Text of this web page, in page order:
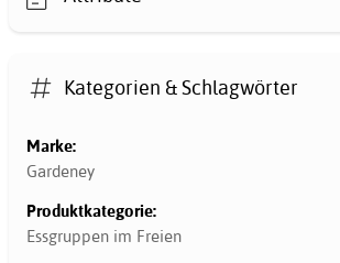
Kategorien & Schlagwörter
Marke:
Gardeney
Produktkategorie:
Essgruppen im Freien